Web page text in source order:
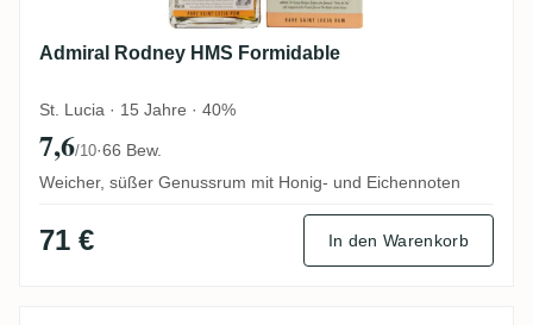
Admiral Rodney HMS Formidable
St. Lucia · 15 Jahre · 40%
7,6/10·66 Bew.
Weicher, süßer Genussrum mit Honig- und Eichennoten
71 € In den Warenkorb